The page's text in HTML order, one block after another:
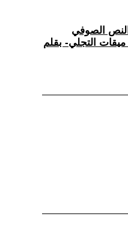
النص الصوفي
التجلي- بقلم